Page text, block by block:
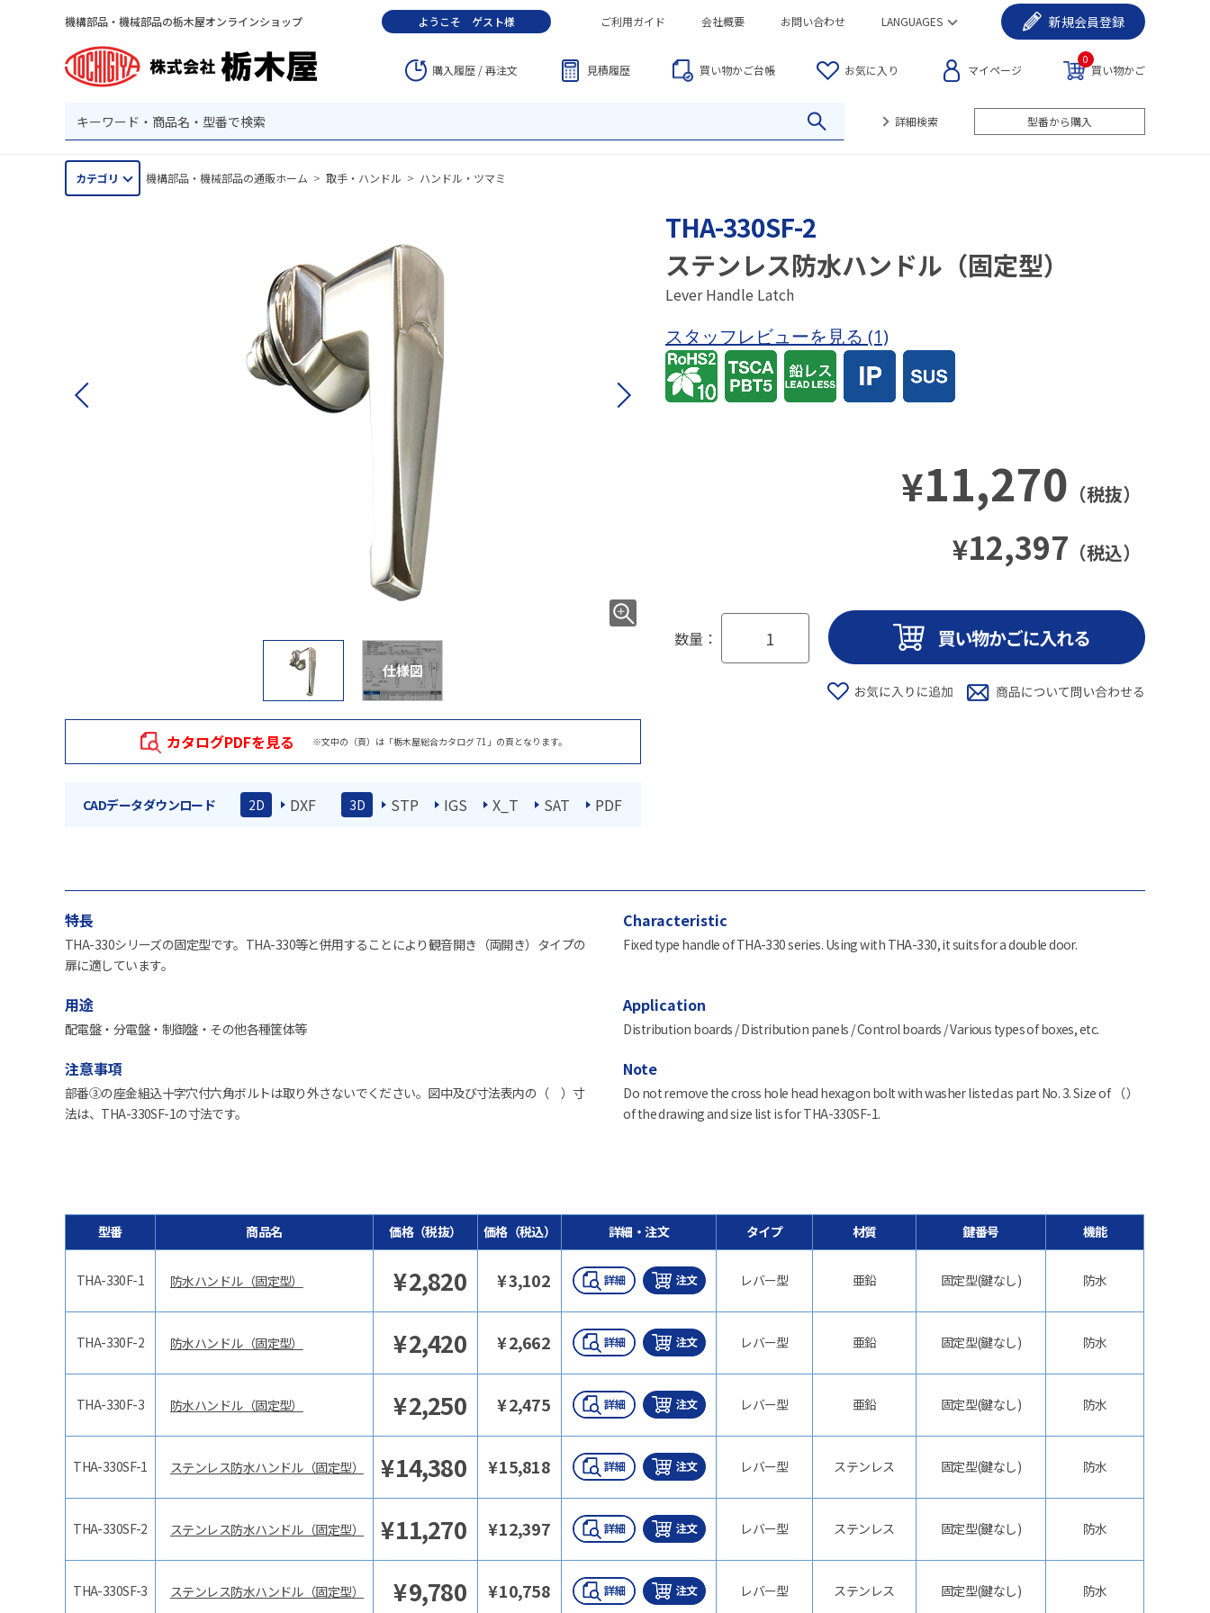
機構部品・機械部品の栃木屋オンラインショップ ようこそ ゲスト様 ご利用ガイド 会社概要 お問い合わせ LANGUAGES 新規会員登録
購入履歴 / 再注文 見積履歴 買い物かご台帳 お気に入り マイページ 買い物かご
0
詳細検索 型番から購入
カテゴリ 機構部品・機械部品の通販ホーム > 取手・ハンドル > ハンドル・ツマミ
仕様図
カタログPDFを見る ※文中の（頁）は「栃木屋総合カタログ 71」の頁となります。
CADデータダウンロード 2D DXF 3D STP IGS X_T SAT PDF
THA-330SF-2
ステンレス防水ハンドル（固定型）
Lever Handle Latch
スタッフレビューを見る (1)
¥11,270 （税抜）
¥12,397 （税込）
数量：
特長
THA-330シリーズの固定型です。THA-330等と併用することにより観音開き（両開き）タイプの
扉に適しています。
Characteristic
Fixed type handle of THA-330 series. Using with THA-330, it suits for a double door.
用途
配電盤・分電盤・制御盤・その他各種筐体等
Application
Distribution boards / Distribution panels / Control boards / Various types of boxes, etc.
注意事項
部番③の座金組込十字穴付六角ボルトは取り外さないでください。図中及び寸法表内の（ ）寸
法は、THA-330SF-1の寸法です。
Note
Do not remove the cross hole head hexagon bolt with washer listed as part No. 3. Size of （ ）
of the drawing and size list is for THA-330SF-1.
型番 商品名 価格（税抜） 価格（税込） 詳細・注文
THA-330F-1 防水ハンドル（固定型） ¥2,820 ¥3,102
THA-330F-2 防水ハンドル（固定型） ¥2,420 ¥2,662
THA-330F-3 防水ハンドル（固定型） ¥2,250 ¥2,475
THA-330SF-1 ステンレス防水ハンドル（固定型） ¥14,380 ¥15,818
THA-330SF-2 ステンレス防水ハンドル（固定型） ¥11,270 ¥12,397
THA-330SF-3 ステンレス防水ハンドル（固定型） ¥9,780 ¥10,758
タイプ 材質 鍵番号 機能
レバー型 亜鉛 固定型(鍵なし) 防水
レバー型 亜鉛 固定型(鍵なし) 防水
レバー型 亜鉛 固定型(鍵なし) 防水
レバー型 ステンレス 固定型(鍵なし) 防水
レバー型 ステンレス 固定型(鍵なし) 防水
レバー型 ステンレス 固定型(鍵なし) 防水